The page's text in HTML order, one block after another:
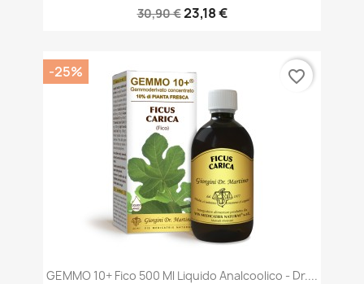
30,90 €23,18 €
GEMMO 10+ Fico 500 Ml Liquido Analcoolico - Dr....
-25% favorite_border